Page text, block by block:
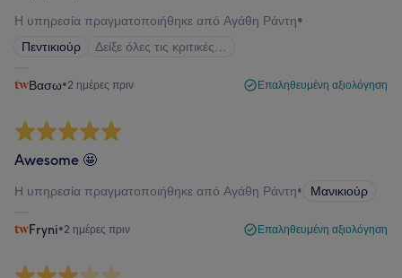
Η υπηρεσία πραγματοποιήθηκε από Αγάθη Ράντη•
Πεντικιούρ
Δείξε όλες τις κριτικές…
Βασω•2 ημέρες πριν Επαληθευμένη αξιολόγηση
Awesome 🤩
Η υπηρεσία πραγματοποιήθηκε από Αγάθη Ράντη• Μανικιούρ
Fryni•2 ημέρες πριν Επαληθευμένη αξιολόγηση